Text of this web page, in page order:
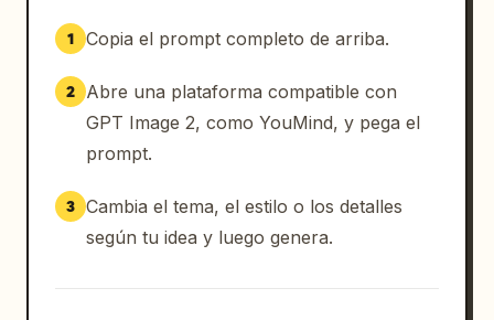
1 Copia el prompt completo de arriba.
2
Abre una plataforma compatible con
GPT Image 2, como YouMind, y pega el
prompt.
3 Cambia el tema, el estilo o los detalles
según tu idea y luego genera.